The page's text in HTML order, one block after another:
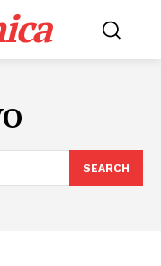
SEARCH